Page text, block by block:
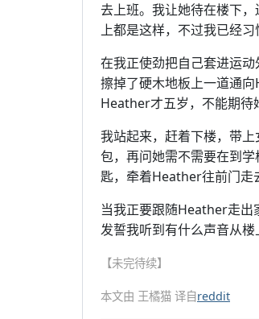
去上班。我让她待在楼下
上都是这样，不过我已经习
在我正使劲把自己套进运
擦掉了硬木地板上一道通
Heather才五岁，不能期待
我站起来，赶着下楼，带
包，再问她需不需要在到
匙，牵着Heather往前门走
当我正要跟随Heather走出
发誓我听到有什么声音从楼
【未完待续】
本文由 王橘猫 译自reddit